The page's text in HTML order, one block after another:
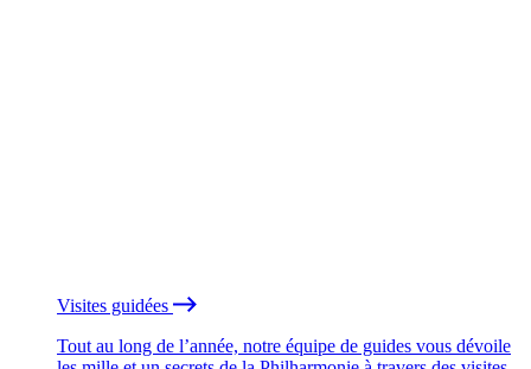
Visites guidées
Tout au long de l’année, notre équipe de guides vous dévoile